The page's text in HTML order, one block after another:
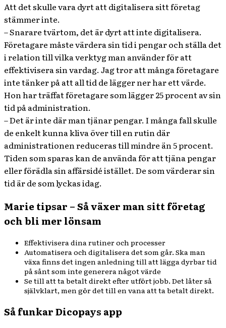
Att det skulle vara dyrt att digitalisera sitt företag
stämmer inte.
– Snarare tvärtom, det är dyrt att inte digitalisera.
Företagare måste värdera sin tid i pengar och ställa det
i relation till vilka verktyg man använder för att
effektivisera sin vardag. Jag tror att många företagare
inte tänker på att all tid de lägger ner har ett värde.
Hon har träffat företagare som lägger 25 procent av sin
tid på administration.
– Det är inte där man tjänar pengar. I många fall skulle
de enkelt kunna kliva över till en rutin där
administrationen reduceras till mindre än 5 procent.
Tiden som sparas kan de använda för att tjäna pengar
eller förädla sin affärsidé istället. De som värderar sin
tid är de som lyckas idag.
Marie tipsar – Så växer man sitt företag
och bli mer lönsam
Effektivisera dina rutiner och processer
Automatisera och digitalisera det som går. Ska man
växa finns det ingen anledning till att lägga dyrbar tid
på sånt som inte generera något värde
Se till att ta betalt direkt efter utfört jobb. Det låter så
självklart, men gör det till en vana att ta betalt direkt.
Så funkar Dicopays app